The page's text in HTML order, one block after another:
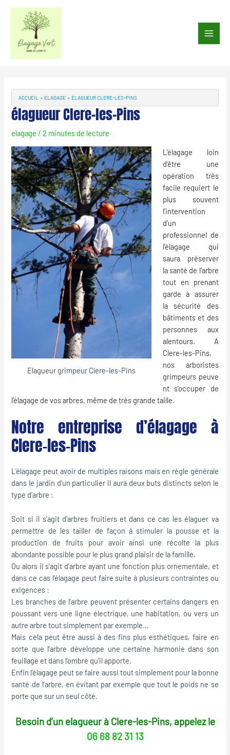
Aller
contenu
Main
ACCUEIL ELAGAGE ÉLAGUEUR CLERE-LES-PINS
élagueur Clere-les-Pins
elagage /2 minutes de lecture
Elagueur grimpeur Clere-les-Pins
L’élagage loin
d’être une
opération très
facile requiert le
plus souvent
l’intervention
d’un
professionnel de
l’élagage qui
saura préserver
la santé de l’arbre
tout en prenant
garde à assurer
la sécurité des
bâtiments et des
personnes aux
alentours. A
Clere-les-Pins,
nos arboristes
grimpeurs peuve
nt s’occuper de
l’élagage de vos arbres, même de très grande taille.
Notre entreprise d’élagage à
Clere-les-Pins
L’élagage peut avoir de multiples raisons mais en règle générale
dans le jardin d’un particulier il aura deux buts distincts selon le
type d’arbre :
Soit si il s’agit d’arbres fruitiers et dans ce cas les élaguer va
permettre de les tailler de façon à stimuler la pousse et la
production de fruits pour avoir ainsi une récolte la plus
abondante possible pour le plus grand plaisir de la famille.
Ou alors il s’agit d’arbre ayant une fonction plus ornementale, et
dans ce cas l’élagage peut faire suite à plusieurs contraintes ou
exigences :
Les branches de l’arbre peuvent présenter certains dangers en
poussant vers une ligne électrique, une habitation, ou vers un
autre arbre tout simplement par exemple…
Mais cela peut être aussi à des fins plus esthétiques, faire en
sorte que l’arbre développe une certaine harmonie dans son
feuillage et dans l’ombre qu’il apporte.
Enfin l’élagage peut se faire aussi tout simplement pour la bonne
santé de l’arbre, en évitant par exemple que tout le poids ne se
porte que sur un seul côté.
Besoin d’un elagueur à Clere-les-Pins, appelez le
06 68 82 31 13
articles